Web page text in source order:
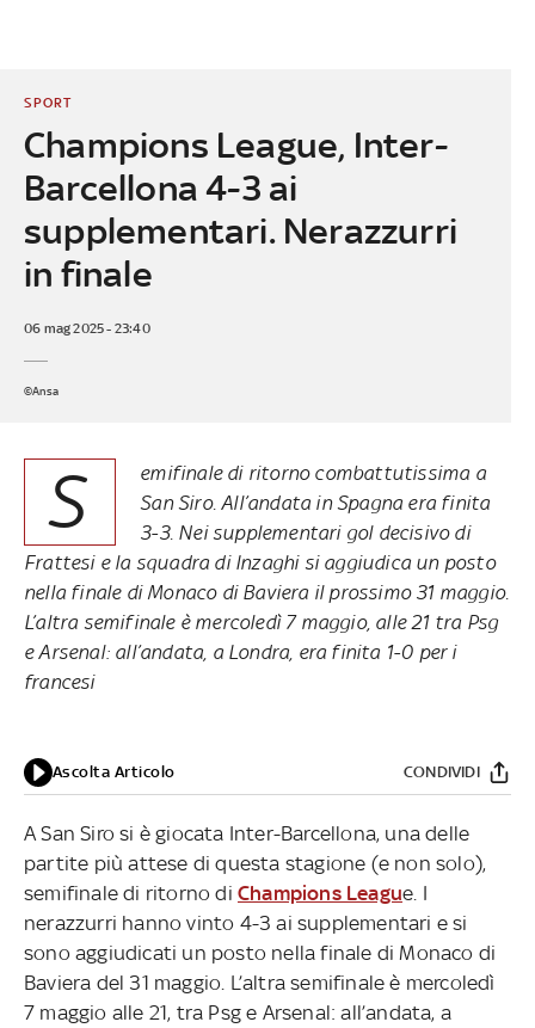
Champions League, Inter-
Barcellona 4-3 ai
supplementari. Nerazzurri
in finale
SPORT
06 mag 2025 - 23:40
©Ansa
S
emifinale di ritorno combattutissima a
San Siro. All’andata in Spagna era finita
3-3. Nei supplementari gol decisivo di
Frattesi e la squadra di Inzaghi si aggiudica un posto
nella finale di Monaco di Baviera il prossimo 31 maggio.
L’altra semifinale è mercoledì 7 maggio, alle 21 tra Psg
e Arsenal: all’andata, a Londra, era finita 1-0 per i
francesi
Ascolta Articolo CONDIVIDI
A San Siro si è giocata Inter-Barcellona, una delle
partite più attese di questa stagione (e non solo),
semifinale di ritorno di Champions League. I
nerazzurri hanno vinto 4-3 ai supplementari e si
sono aggiudicati un posto nella finale di Monaco di
Baviera del 31 maggio. L’altra semifinale è mercoledì
7 maggio alle 21, tra Psg e Arsenal: all’andata, a